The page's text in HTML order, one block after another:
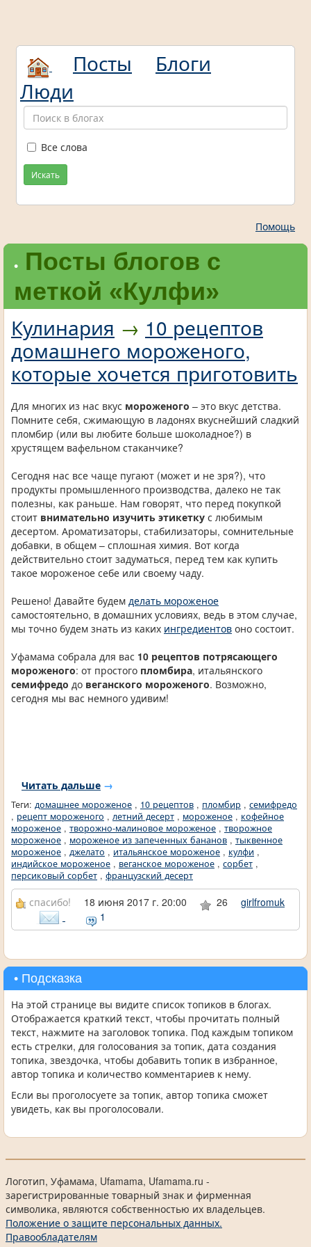
Посты
Блоги
Люди
Все слова
Искать
Помощь
• Посты блогов с
меткой «Кулфи»
Кулинария → 10 рецептов
домашнего мороженого,
которые хочется приготовить
Для многих из нас вкус мороженого – это вкус детства.
Помните себя, сжимающую в ладонях вкуснейший сладкий
пломбир (или вы любите больше шоколадное?) в
хрустящем вафельном стаканчике?
Сегодня нас все чаще пугают (может и не зря?), что
продукты промышленного производства, далеко не так
полезны, как раньше. Нам говорят, что перед покупкой
стоит внимательно изучить этикетку с любимым
десертом. Ароматизаторы, стабилизаторы, сомнительные
добавки, в общем – сплошная химия. Вот когда
действительно стоит задуматься, перед тем как купить
такое мороженое себе или своему чаду.
Решено! Давайте будем делать мороженое
самостоятельно, в домашних условиях, ведь в этом случае,
мы точно будем знать из каких ингредиентов оно состоит.
Уфамама собрала для вас 10 рецептов потрясающего
мороженого: от простого пломбира, итальянского
семифредо до веганского мороженого. Возможно,
сегодня мы вас немного удивим!
Читать дальше →
Теги: домашнее мороженое , 10 рецептов , пломбир , семифредо
, рецепт мороженого , летний десерт , мороженое , кофейное
мороженое , творожно-малиновое мороженое , творожное
мороженое , мороженое из запеченных бананов , тыквенное
мороженое , джелато , итальянское мороженое , кулфи ,
индийское мороженое , веганское мороженое , сорбет ,
персиковый сорбет , французский десерт
спасибо! 18 июня 2017 г. 20:00 26
girlfromuk
1
• Подсказка
На этой странице вы видите список топиков в блогах.
Отображается краткий текст, чтобы прочитать полный
текст, нажмите на заголовок топика. Под каждым топиком
есть стрелки, для голосования за топик, дата создания
топика, звездочка, чтобы добавить топик в избранное,
автор топика и количество комментариев к нему.
Если вы проголосуете за топик, автор топика сможет
увидеть, как вы проголосовали.
Логотип, Уфамама, Ufamama, Ufamama.ru -
зарегистрированные товарный знак и фирменная
символика, являются собственностью их владельцев.
Положение о защите персональных данных.
Правообладателям